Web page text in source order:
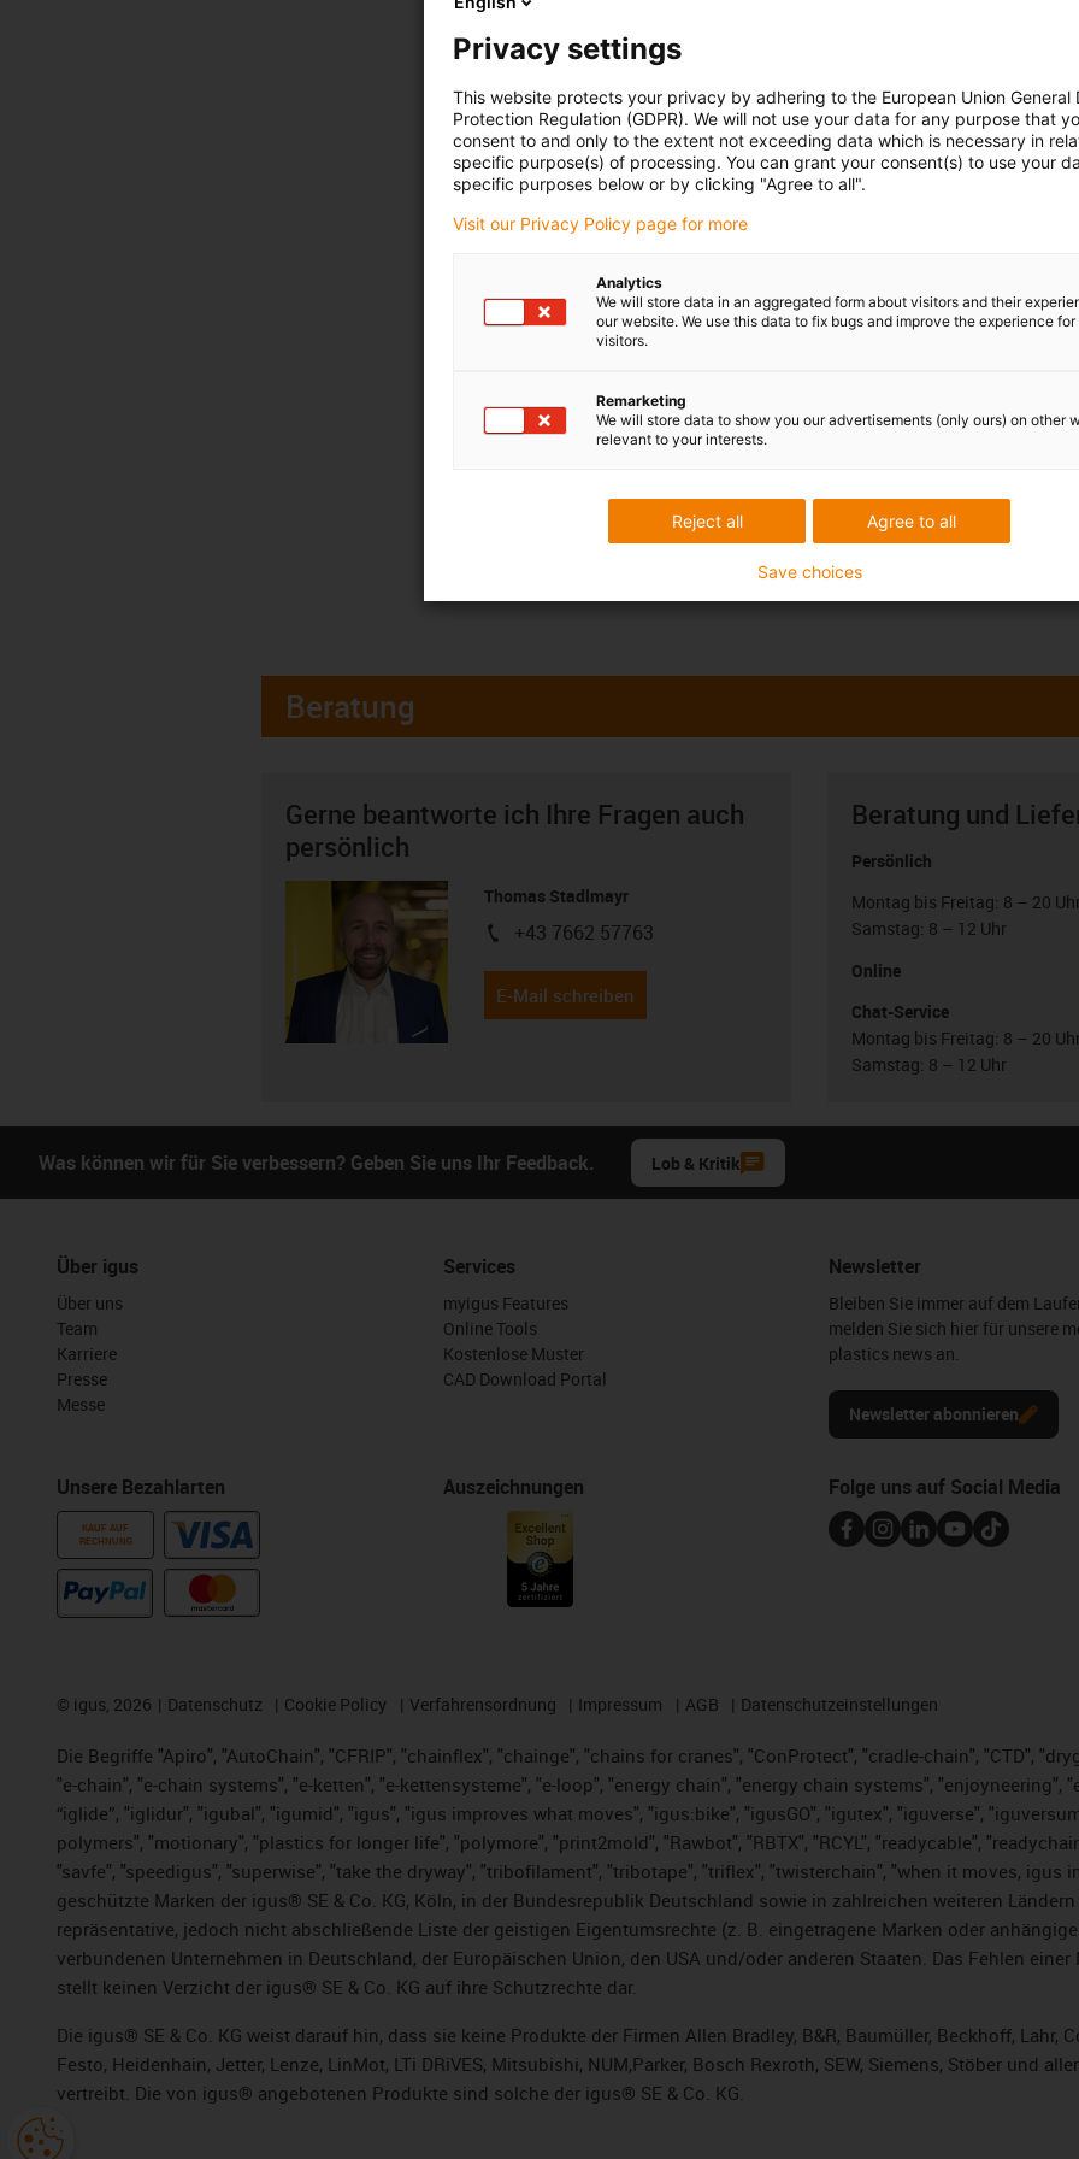
Beratung
Gerne beantworte ich Ihre Fragen auch
persönlich
Thomas Stadlmayr
igus-icon-phone
+43 7662 57763
E-Mail schreiben
Beratung und
Persönlich
Montag bis Freitag: 8 – 20 Uhr
Samstag: 8 – 12 Uhr
Online
Chat-Service
Montag bis Freitag: 8 – 20 Uhr
Samstag: 8 – 12 Uhr
Was können wir für Sie verbessern? Geben Sie uns Ihr Feedback. Lob & Kritik
Über igus
Über uns
Team
Karriere
Presse
Messe
Unsere Bezahlarten
KAUF AUF
RECHNUNG
Services
myigus Features
Online Tools
Kostenlose Muster
CAD Download Portal
Auszeichnungen
Newsletter
Bleiben Sie immer auf dem
melden Sie sich hier für unsere
plastics news an.
Newsletter abonnieren
Folge uns auf Social Media
© igus, 2026 Datenschutz Cookie Policy Verfahrensordnung Impressum AGB Datenschutzeinstellungen
Die Begriffe "Apiro", "AutoChain", "CFRIP", "chainflex", "chainge", "chains for cranes", "ConProtect", "cradle-chain", "CTD",
"e-chain", "e-chain systems", "e-ketten", "e-kettensysteme", "e-loop", "energy chain", "energy chain systems", "enjoyneering",
“iglide”, "iglidur", "igubal", "igumid", "igus", "igus improves what moves", "igus:bike", "igusGO", "igutex", "iguverse",
polymers", "motionary", "plastics for longer life", "polymore", "print2mold", "Rawbot", "RBTX", "RCYL", "readycable",
"savfe", "speedigus", "superwise", "take the dryway", "tribofilament", "tribotape", "triflex", "twisterchain", "when it moves,
geschützte Marken der igus® SE & Co. KG, Köln, in der Bundesrepublik Deutschland sowie in zahlreichen weiteren
repräsentative, jedoch nicht abschließende Liste der geistigen Eigentumsrechte (z. B. eingetragene Marken oder
verbundenen Unternehmen in Deutschland, der Europäischen Union, den USA und/oder anderen Staaten. Das Fehlen
stellt keinen Verzicht der igus® SE & Co. KG auf ihre Schutzrechte dar.
Die igus® SE & Co. KG weist darauf hin, dass sie keine Produkte der Firmen Allen Bradley, B&R, Baumüller, Beckhoff, Lahr,
Festo, Heidenhain, Jetter, Lenze, LinMot, LTi DRiVES, Mitsubishi, NUM,Parker, Bosch Rexroth, SEW, Siemens, Stöber und
vertreibt. Die von igus® angebotenen Produkte sind solche der igus® SE & Co. KG.
Privacy settings
This website protects your privacy by adhering to the European Union General
Protection Regulation (GDPR). We will not use your data for any purpose that
consent to and only to the extent not exceeding data which is necessary in
specific purpose(s) of processing. You can grant your consent(s) to use your
specific purposes below or by clicking "Agree to all".
Visit our Privacy Policy page for more
Analytics
We will store data in an aggregated form about visitors and their
our website. We use this data to fix bugs and improve the experience for
visitors.
Remarketing
We will store data to show you our advertisements (only ours) on other
relevant to your interests.
Agree to all
Reject all
Save choices